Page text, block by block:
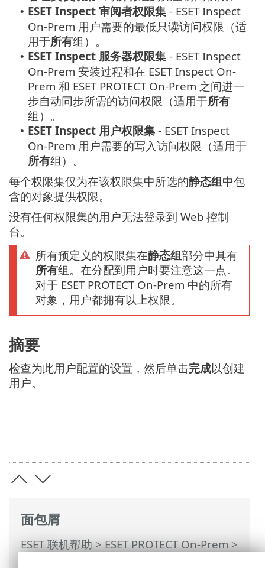
面包屑
ESET 联机帮助>ESET PROTECT On-Prem>
• ESET Inspect 审阅者权限集 - ESET Inspect
On-Prem 用户需要的最低只读访问权限（适
用于所有组）。
• ESET Inspect 服务器权限集 - ESET Inspect
On-Prem 安装过程和在 ESET Inspect On-
Prem 和 ESET PROTECT On-Prem 之间进一
步自动同步所需的访问权限（适用于所有
组）。
• ESET Inspect 用户权限集 - ESET Inspect
On-Prem 用户需要的写入访问权限（适用于
所有组）。
每个权限集仅为在该权限集中所选的静态组中包
含的对象提供权限。
没有任何权限集的用户无法登录到 Web 控制
台。
所有预定义的权限集在静态组部分中具有
所有组。在分配到用户时要注意这一点。
对于 ESET PROTECT On-Prem 中的所有
对象，用户都拥有以上权限。
摘要
检查为此用户配置的设置，然后单击完成以创建
用户。